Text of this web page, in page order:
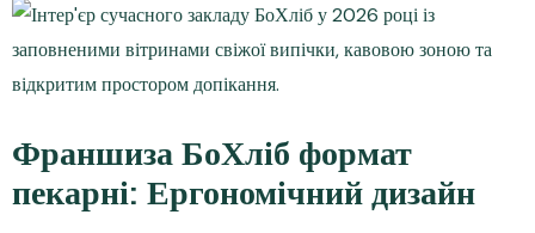
Франшиза БоХліб формат
пекарні: Ергономічний дизайн